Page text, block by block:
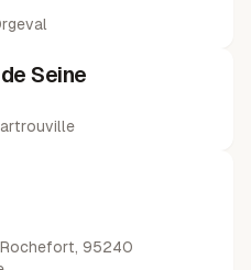
Seine
Rochefort, 95240